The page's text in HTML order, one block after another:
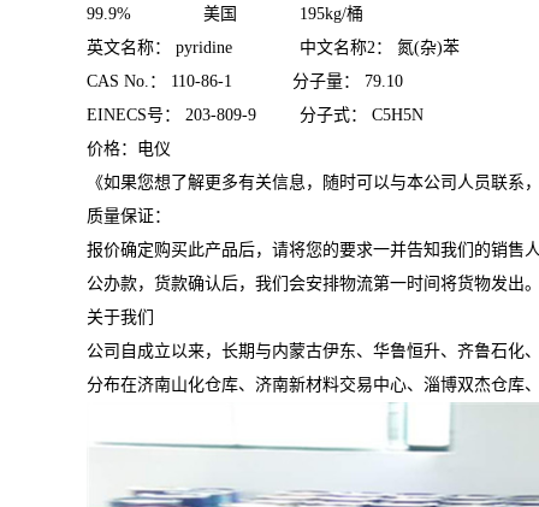
99.9% 美国 195kg/桶
英文名称： pyridine 中文名称2： 氮(杂)苯
CAS No.： 110-86-1 分子量： 79.10
EINECS号： 203-809-9 分子式： C5H5N
价格：电仪
《如果您想了解更多有关信息，随时可以与本公司人员联系
质量保证：
报价确定购买此产品后，请将您的要求一并告知我们的销售
公办款，货款确认后，我们会安排物流第一时间将货物发出
关于我们
公司自成立以来，长期与内蒙古伊东、华鲁恒升、齐鲁石
分布在济南山化仓库、济南新材料交易中心、淄博双杰仓库